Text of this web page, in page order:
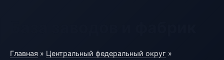
Главная » Центральный федеральный округ »